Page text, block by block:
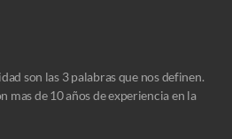
son las 3 palabras que nos definen.
mas de 10 años de experiencia en la